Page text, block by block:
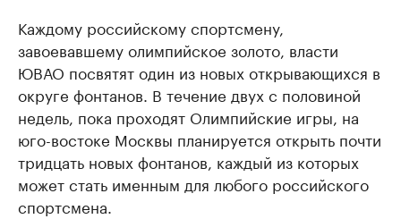
Каждому российскому спортсмену,
завоевавшему олимпийское золото, власти
ЮВАО посвятят один из новых открывающихся в
округе фонтанов. В течение двух с половиной
недель, пока проходят Олимпийские игры, на
юго-востоке Москвы планируется открыть почти
тридцать новых фонтанов, каждый из которых
может стать именным для любого российского
спортсмена.